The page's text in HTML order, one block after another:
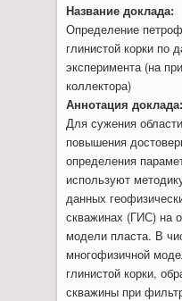
Название доклада:
Определение
глинистой корки по
эксперимента (на
коллектора)
Аннотация доклада:
Для сужения
повышения
определения
используют
данных
скважинах (ГИС) на
модели пласта. В
многофизичной
глинистой корки,
скважины при